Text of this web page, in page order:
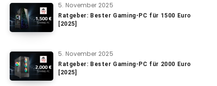
5. November 2025
Ratgeber: Bester Gaming-PC für 1500 Euro
[2025]
5. November 2025
Ratgeber: Bester Gaming-PC für 2000 Euro
[2025]